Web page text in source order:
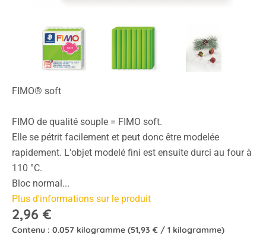
FIMO® soft
FIMO de qualité souple = FIMO soft.
Elle se pétrit facilement et peut donc être modelée
rapidement. L'objet modelé fini est ensuite durci au four à
110 °C.
Bloc normal...
Plus d'informations sur le produit
2,96 €
Contenu : 0.057 kilogramme (51,93 € / 1 kilogramme)